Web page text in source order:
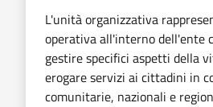
L'unità organizzativa
operativa all'interno dell'ente
gestire specifici aspetti della
erogare servizi ai cittadini in
comunitarie, nazionali e